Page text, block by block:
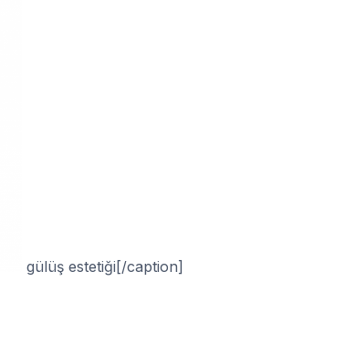
gülüş estetiği[/caption]